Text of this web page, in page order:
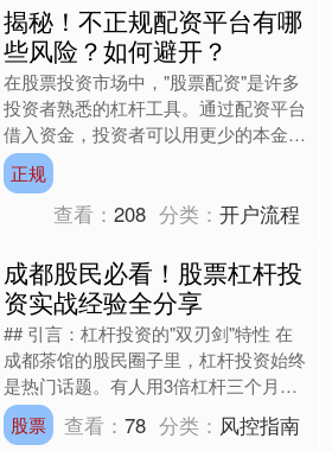
揭秘！不正规配资平台有哪
些风险？如何避开？
在股票投资市场中，"股票配资"是许多
投资者熟悉的杠杆工具。通过配资平台
借入资金，投资者可以用更少的本金撬
动更大的收益，但这一操作也暗藏风
险。近年来，不正规配资平....
正规
查看：208 分类：开户流程
成都股民必看！股票杠杆投
资实战经验全分享
## 引言：杠杆投资的"双刃剑"特性 在
成都茶馆的股民圈子里，杠杆投资始终
是热门话题。有人用3倍杠杆三个月赚
出首付，也有人因配资爆仓一夜回到解
放前。股票配资（即....
股票 查看：78 分类： 风控指南